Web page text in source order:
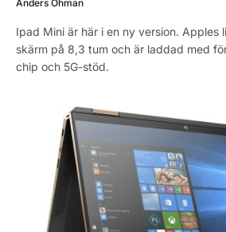
Anders Öhman
Ipad Mini är här i en ny version. Apples
skärm på 8,3 tum och är laddad med
chip och 5G-stöd.